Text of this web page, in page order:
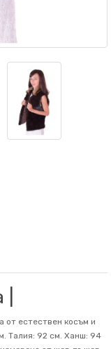
от естествен косъм и
Талия: 92 см. Ханш: 94